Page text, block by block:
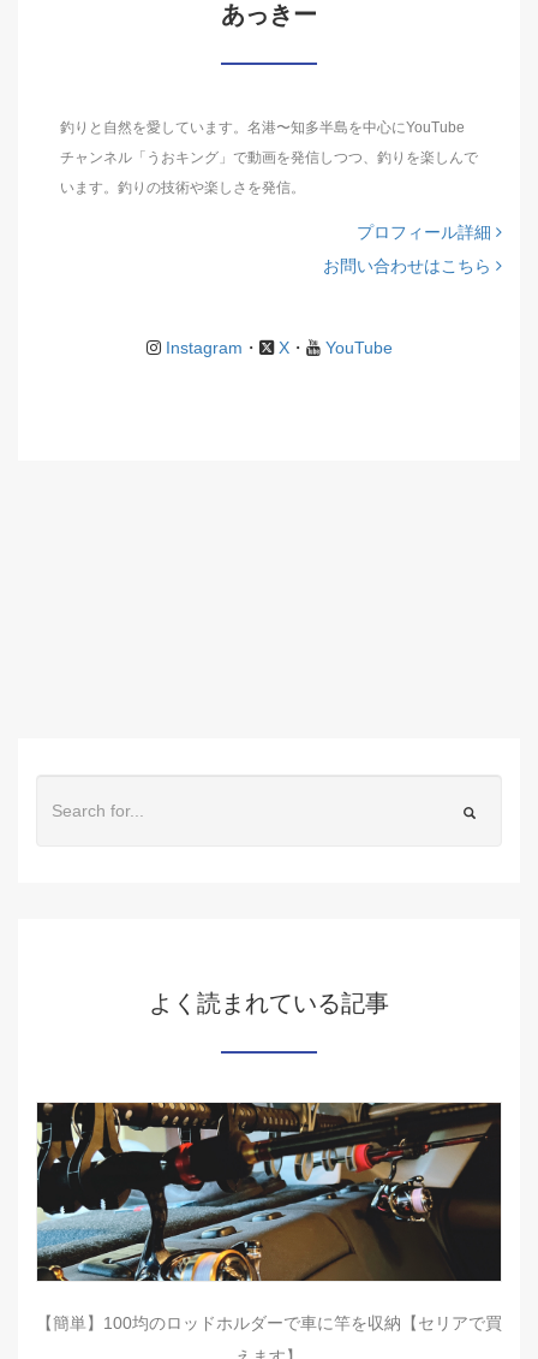
あっきー
釣りと自然を愛しています。名港〜知多半島を中心にYouTube
チャンネル「うおキング」で動画を発信しつつ、釣りを楽しんで
います。釣りの技術や楽しさを発信。
プロフィール詳細
お問い合わせはこちら
Instagram ・ X・ YouTube
よく読まれている記事
【簡単】100均のロッドホルダーで車に竿を収納【セリアで買